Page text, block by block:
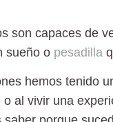
son capaces de
sueño o pesadilla
hemos tenido
al vivir una